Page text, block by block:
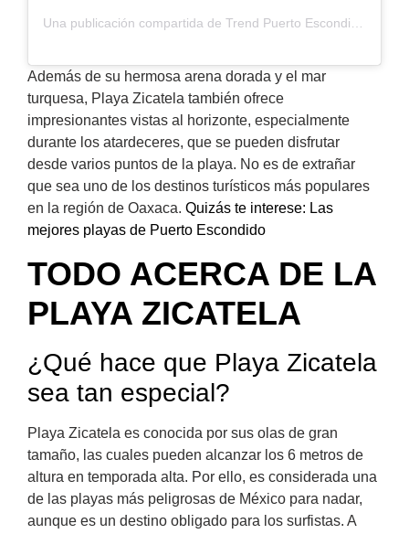
Además de su hermosa arena dorada y el mar
turquesa, Playa Zicatela también ofrece
impresionantes vistas al horizonte, especialmente
durante los atardeceres, que se pueden disfrutar
desde varios puntos de la playa. No es de extrañar
que sea uno de los destinos turísticos más populares
en la región de Oaxaca. Quizás te interese: Las
mejores playas de Puerto Escondido
TODO ACERCA DE LA
PLAYA ZICATELA
¿Qué hace que Playa Zicatela
sea tan especial?
Playa Zicatela es conocida por sus olas de gran
tamaño, las cuales pueden alcanzar los 6 metros de
altura en temporada alta. Por ello, es considerada una
de las playas más peligrosas de México para nadar,
aunque es un destino obligado para los surfistas. A